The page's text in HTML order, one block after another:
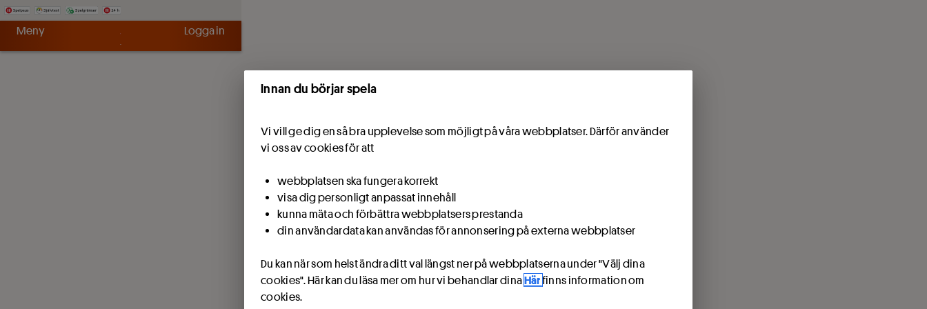
Meny Logga in
Innan du börjar spela
Vi vill ge dig en så bra upplevelse som möjligt på våra webbplatser. Därför använder
vi oss av cookies för att
webbplatsen ska fungera korrekt
visa dig personligt anpassat innehåll
kunna mäta och förbättra webbplatsers prestanda
din användardata kan användas för annonsering på externa webbplatser
Du kan när som helst ändra ditt val längst ner på webbplatserna under "Välj dina
cookies". Här kan du läsa mer om hur vi behandlar dinaHär finns information om
cookies.